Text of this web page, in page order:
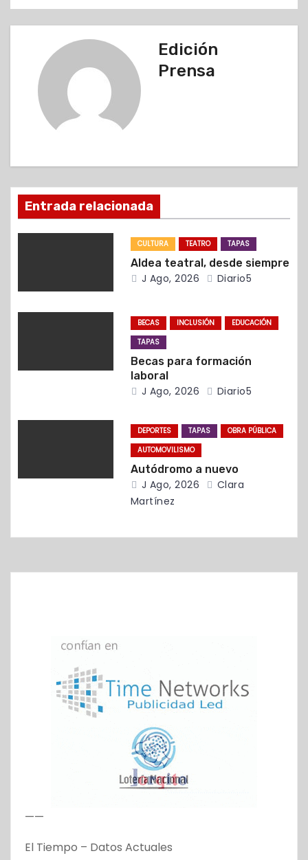
e
ó
n
d
n
r
d
s
Edición
Prensa
Entrada relacionada
CULTURA TEATRO TAPAS
Aldea teatral, desde siempre
J Ago, 2026 Diario5
BECAS INCLUSIÓN
EDUCACIÓN
TAPAS
Becas para formación
laboral
J Ago, 2026 Diario5
DEPORTES TAPAS
OBRA PÚBLICA
AUTOMOVILISMO
Autódromo a nuevo
J Ago, 2026
Clara
Martínez
——
El Tiempo – Datos Actuales